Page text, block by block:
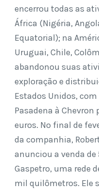
encerrou todas as
África (Nigéria,
Equatorial); na
Uruguai, Chile,
abandonou suas
exploração e
Estados Unidos,
Pasadena à Chevron
euros. No final de
da companhia,
anunciou a venda de
Gaspetro, uma rede
mil quilômetros. Ele